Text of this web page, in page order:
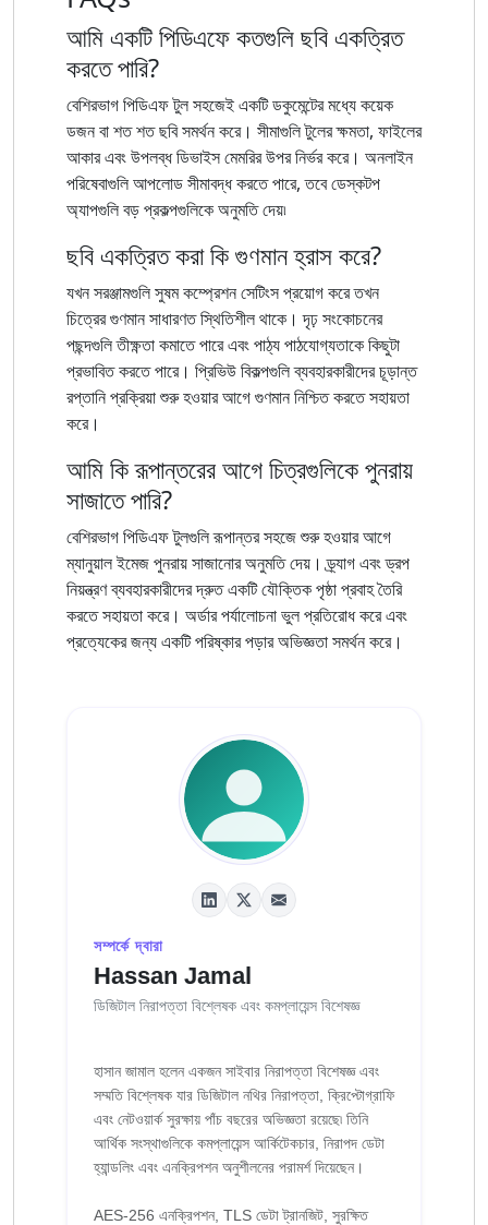
আমি একটি পিডিএফে কতগুলি ছবি একত্রিত
করতে পারি?
বেশিরভাগ পিডিএফ টুল সহজেই একটি ডকুমেন্টের মধ্যে কয়েক
ডজন বা শত শত ছবি সমর্থন করে। সীমাগুলি টুলের ক্ষমতা, ফাইলের
আকার এবং উপলব্ধ ডিভাইস মেমরির উপর নির্ভর করে। অনলাইন
পরিষেবাগুলি আপলোড সীমাবদ্ধ করতে পারে, তবে ডেস্কটপ
অ্যাপগুলি বড় প্রকল্পগুলিকে অনুমতি দেয়৷
ছবি একত্রিত করা কি গুণমান হ্রাস করে?
যখন সরঞ্জামগুলি সুষম কম্প্রেশন সেটিংস প্রয়োগ করে তখন
চিত্রের গুণমান সাধারণত স্থিতিশীল থাকে। দৃঢ় সংকোচনের
পছন্দগুলি তীক্ষ্ণতা কমাতে পারে এবং পাঠ্য পাঠযোগ্যতাকে কিছুটা
প্রভাবিত করতে পারে। প্রিভিউ বিকল্পগুলি ব্যবহারকারীদের চূড়ান্ত
রপ্তানি প্রক্রিয়া শুরু হওয়ার আগে গুণমান নিশ্চিত করতে সহায়তা
করে।
আমি কি রূপান্তরের আগে চিত্রগুলিকে পুনরায়
সাজাতে পারি?
বেশিরভাগ পিডিএফ টুলগুলি রূপান্তর সহজে শুরু হওয়ার আগে
ম্যানুয়াল ইমেজ পুনরায় সাজানোর অনুমতি দেয়। ড্র্যাগ এবং ড্রপ
নিয়ন্ত্রণ ব্যবহারকারীদের দ্রুত একটি যৌক্তিক পৃষ্ঠা প্রবাহ তৈরি
করতে সহায়তা করে। অর্ডার পর্যালোচনা ভুল প্রতিরোধ করে এবং
প্রত্যেকের জন্য একটি পরিষ্কার পড়ার অভিজ্ঞতা সমর্থন করে।
সম্পর্কে দ্বারা
Hassan Jamal
ডিজিটাল নিরাপত্তা বিশ্লেষক এবং কমপ্লায়েন্স বিশেষজ্ঞ
হাসান জামাল হলেন একজন সাইবার নিরাপত্তা বিশেষজ্ঞ এবং
সম্মতি বিশ্লেষক যার ডিজিটাল নথির নিরাপত্তা, ক্রিপ্টোগ্রাফি
এবং নেটওয়ার্ক সুরক্ষায় পাঁচ বছরের অভিজ্ঞতা রয়েছে৷ তিনি
আর্থিক সংস্থাগুলিকে কমপ্লায়েন্স আর্কিটেকচার, নিরাপদ ডেটা
হ্যান্ডলিং এবং এনক্রিপশন অনুশীলনের পরামর্শ দিয়েছেন।
AES-256 এনক্রিপশন, TLS ডেটা ট্রানজিট, সুরক্ষিত